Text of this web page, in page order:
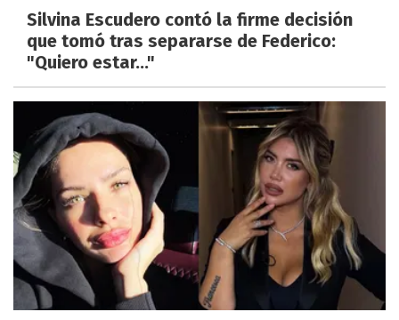
Silvina Escudero contó la firme decisión
que tomó tras separarse de Federico:
"Quiero estar..."